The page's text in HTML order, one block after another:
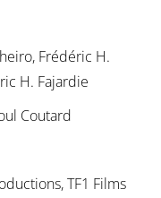
Frédéric H.
H. Fajardie
Coutard
TF1 Films